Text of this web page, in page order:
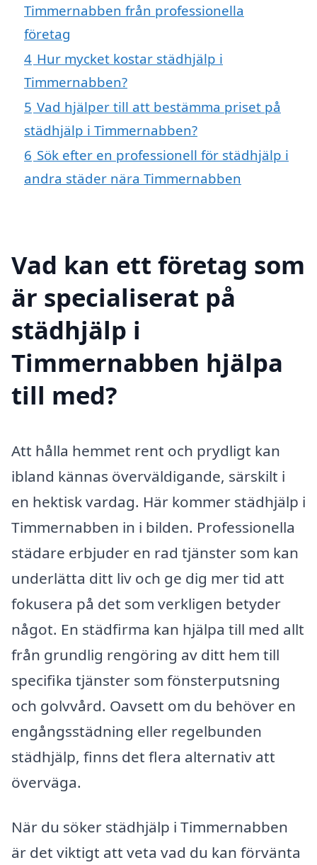
Timmernabben från professionella
företag
4 Hur mycket kostar städhjälp i
Timmernabben?
5 Vad hjälper till att bestämma priset på
städhjälp i Timmernabben?
6 Sök efter en professionell för städhjälp i
andra städer nära Timmernabben
Vad kan ett företag som
är specialiserat på
städhjälp i
Timmernabben hjälpa
till med?
Att hålla hemmet rent och prydligt kan
ibland kännas överväldigande, särskilt i
en hektisk vardag. Här kommer städhjälp i
Timmernabben in i bilden. Professionella
städare erbjuder en rad tjänster som kan
underlätta ditt liv och ge dig mer tid att
fokusera på det som verkligen betyder
något. En städfirma kan hjälpa till med allt
från grundlig rengöring av ditt hem till
specifika tjänster som fönsterputsning
och golvvård. Oavsett om du behöver en
engångsstädning eller regelbunden
städhjälp, finns det flera alternativ att
överväga.
När du söker städhjälp i Timmernabben
är det viktigt att veta vad du kan förvänta